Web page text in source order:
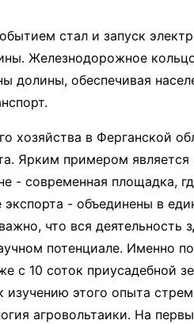
стал и запуск
Железнодорожное
долины, обеспечивая
хозяйства в Ферганской
Ярким примером является
- современная площадка,
экспорта - объединены в
что вся деятельность
потенциале. Именно
с 10 соток приусадебной
изучению этого опыта
агровольтаики. На